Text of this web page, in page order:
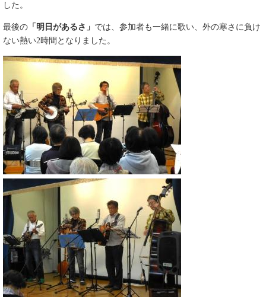
した。
最後の 「明日があるさ」 では、参加者も一緒に歌い、外の寒さに負け
ない熱い2時間となりました。